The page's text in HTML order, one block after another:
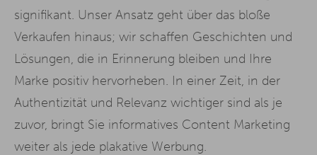
signifikant. Unser Ansatz geht über das bloße
Verkaufen hinaus; wir schaffen Geschichten und
Lösungen, die in Erinnerung bleiben und Ihre
Marke positiv hervorheben. In einer Zeit, in der
Authentizität und Relevanz wichtiger sind als je
zuvor, bringt Sie informatives Content Marketing
weiter als jede plakative Werbung.